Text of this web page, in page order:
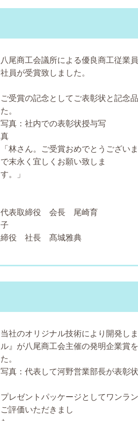
八尾商工会議所による優良商工従業
社員が受賞致しました。
ご受賞の記念としてご表彰状と記念
写真：社内での表彰状授与写
「林さん。ご受賞おめでとうござい
で末永く宜しくお願い致しま
す
代表取締役 会長 尾崎育
子 代
締役 社長 髙城雅典
当社のオリジナル技術により開発し
ル』が八尾商工会主催の発明企業賞
写真：代表して河野営業部長が表彰状
プレゼントパッケージとしてワンラ
ご評価いただきまし